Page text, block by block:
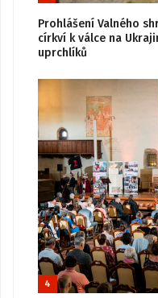
Prohlášení Valného
církví k válce na
uprchlíků
4